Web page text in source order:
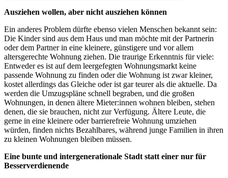
Ausziehen wollen, aber nicht ausziehen können
Ein anderes Problem dürfte ebenso vielen Menschen bekannt sein:
Die Kinder sind aus dem Haus und man möchte mit der Partnerin
oder dem Partner in eine kleinere, günstigere und vor allem
altersgerechte Wohnung ziehen. Die traurige Erkenntnis für viele:
Entweder es ist auf dem leergefegten Wohnungsmarkt keine
passende Wohnung zu finden oder die Wohnung ist zwar kleiner,
kostet allerdings das Gleiche oder ist gar teurer als die aktuelle. Da
werden die Umzugspläne schnell begraben, und die großen
Wohnungen, in denen ältere Mieter:innen wohnen bleiben, stehen
denen, die sie brauchen, nicht zur Verfügung. Ältere Leute, die
gerne in eine kleinere oder barrierefreie Wohnung umziehen
würden, finden nichts Bezahlbares, während junge Familien in ihren
zu kleinen Wohnungen bleiben müssen.
Eine bunte und intergenerationale Stadt statt einer nur für
Besserverdienende